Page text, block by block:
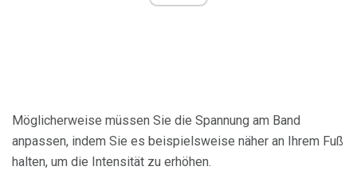
Möglicherweise müssen Sie die Spannung am Band
anpassen, indem Sie es beispielsweise näher an Ihrem Fuß
halten, um die Intensität zu erhöhen.